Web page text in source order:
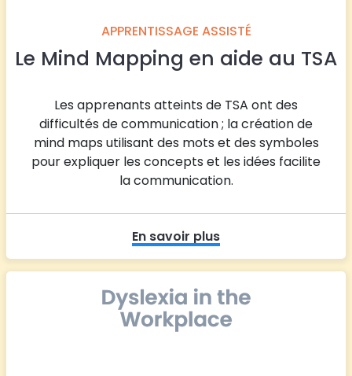
APPRENTISSAGE ASSISTÉ
Le Mind Mapping en aide au TSA
Les apprenants atteints de TSA ont des
difficultés de communication ; la création de
mind maps utilisant des mots et des symboles
pour expliquer les concepts et les idées facilite
la communication.
En savoir plus